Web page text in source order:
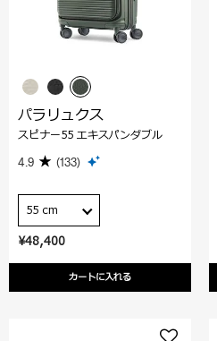
¥48,400
カートに入れる
パラリュクス
スピナー55 エキスパンダブル
4.9 (133)
55 cm